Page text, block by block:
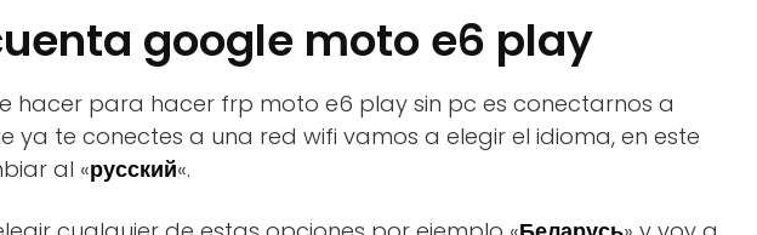
google moto e6 play
hacer para hacer frp moto e6 play sin pc es conectarnos a
ya te conectes a una red wifi vamos a elegir el idioma, en este
al «русский«.